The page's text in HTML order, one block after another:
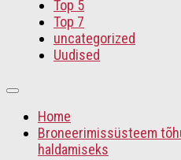
Top 5
Top 7
uncategorized
Uudised
Home
Broneerimissüsteem
haldamiseks